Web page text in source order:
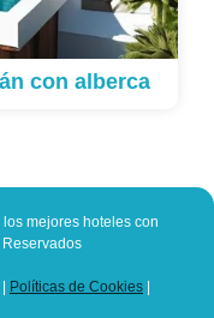
con alberca
mejores hoteles con
| Políticas de Cookies |